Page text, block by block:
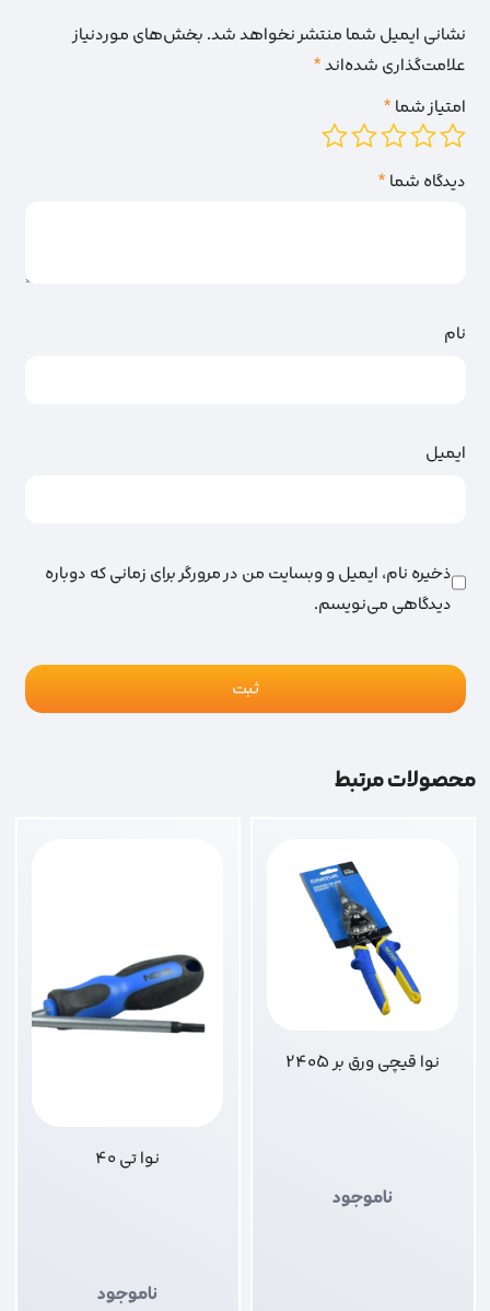
نشانی ایمیل شما منتشر نخواهد شد.بخش‌های موردنیاز
علامت‌گذاری شده‌اند*
امتیاز شما*
دیدگاه شما*
نام
ایمیل
ذخیره نام، ایمیل و وبسایت من در مرورگر برای زمانی که دوباره
دیدگاهی می‌نویسم.
محصولات مرتبط
نوا قیچی ورق بر 2405
ناموجود
نوا تی 40
ناموجود